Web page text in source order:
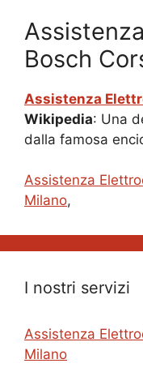
Bosch
Assistenza
Wikipedia: Una
dalla famosa
Assistenza
Milano,
I nostri servizi
Assistenza
Milano